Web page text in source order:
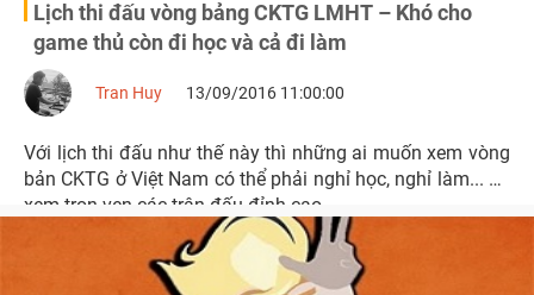
Lịch thi đấu vòng bảng CKTG LMHT – Khó cho
game thủ còn đi học và cả đi làm
Tran Huy 13/09/2016 11:00:00
Với lịch thi đấu như thế này thì những ai muốn xem vòng
bản CKTG ở Việt Nam có thể phải nghỉ học, nghỉ làm... để
xem trọn vẹn các trận đấu đỉnh cao.